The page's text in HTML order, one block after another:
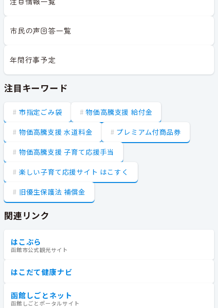
市民の声回答一覧
年間行事予定
注目キーワード
市指定ごみ袋 物価高騰支援 給付金
物価高騰支援 水道料金 プレミアム付商品券
物価高騰支援 子育て応援手当
楽しい子育て応援サイト はこすく
旧優生保護法 補償金
関連リンク
はこぶら
函館市公式観光サイト
はこだて健康ナビ
函館しごとネット
函館しごとポータルサイト